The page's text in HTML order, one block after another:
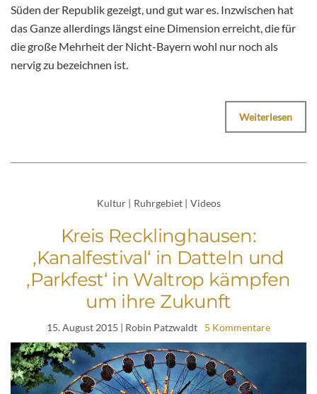
Süden der Republik gezeigt, und gut war es. Inzwischen hat
das Ganze allerdings längst eine Dimension erreicht, die für
die große Mehrheit der Nicht-Bayern wohl nur noch als
nervig zu bezeichnen ist.
Weiterlesen
Kultur | Ruhrgebiet | Videos
Kreis Recklinghausen:
‚Kanalfestival‘ in Datteln und
‚Parkfest‘ in Waltrop kämpfen
um ihre Zukunft
15. August 2015 | Robin Patzwaldt 5 Kommentare